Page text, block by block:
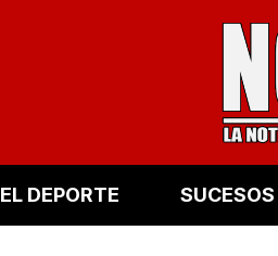
EL DEPORTE SUCESOS